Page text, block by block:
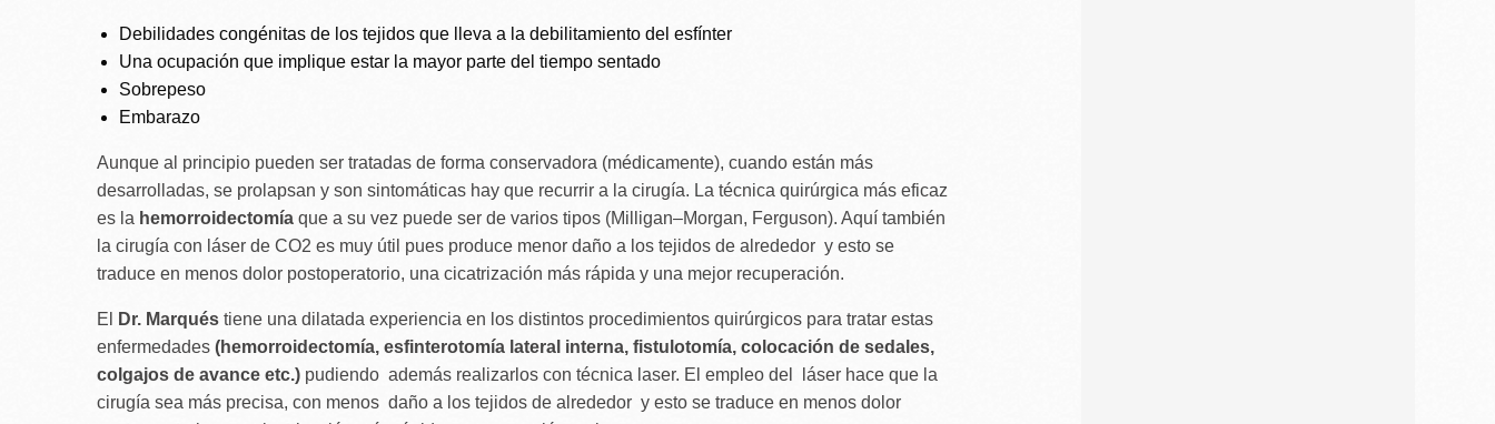
Debilidades congénitas de los tejidos que lleva a la debilitamiento del esfínter
Una ocupación que implique estar la mayor parte del tiempo sentado
Sobrepeso
Embarazo
Aunque al principio pueden ser tratadas de forma conservadora (médicamente), cuando están más
desarrolladas, se prolapsan y son sintomáticas hay que recurrir a la cirugía. La técnica quirúrgica más eficaz
es la hemorroidectomía que a su vez puede ser de varios tipos (Milligan–Morgan, Ferguson). Aquí también
la cirugía con láser de CO2 es muy útil pues produce menor daño a los tejidos de alrededor y esto se
traduce en menos dolor postoperatorio, una cicatrización más rápida y una mejor recuperación.
El Dr. Marqués tiene una dilatada experiencia en los distintos procedimientos quirúrgicos para tratar estas
enfermedades (hemorroidectomía, esfinterotomía lateral interna, fistulotomía, colocación de sedales,
colgajos de avance etc.) pudiendo además realizarlos con técnica laser. El empleo del láser hace que la
cirugía sea más precisa, con menos daño a los tejidos de alrededor y esto se traduce en menos dolor